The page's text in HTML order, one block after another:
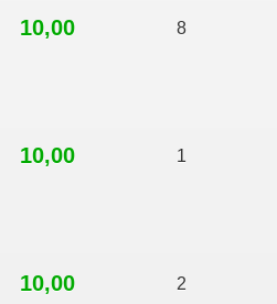
10,00 8
10,00 1
10,00 2